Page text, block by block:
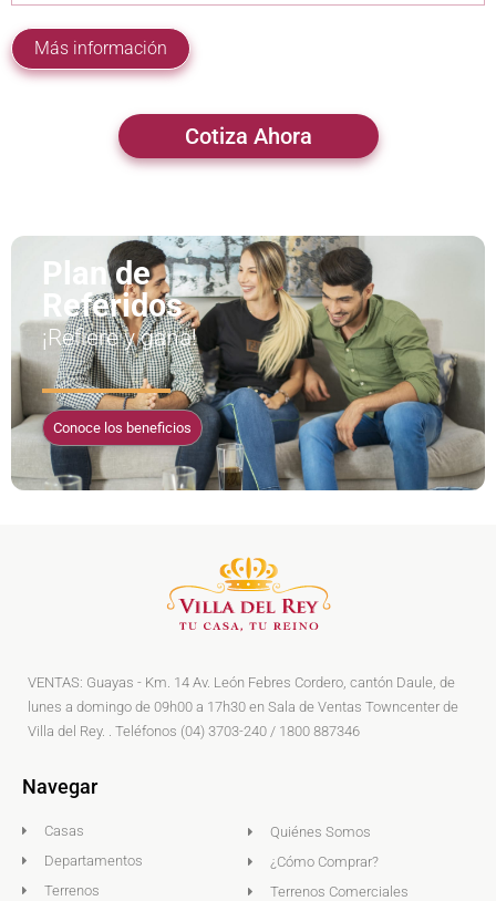
Más información
Cotiza Ahora
Plan de
Referidos
¡Refiere y gana!
Conoce los beneficios
VENTAS: Guayas - Km. 14 Av. León Febres Cordero, cantón Daule, de
lunes a domingo de 09h00 a 17h30 en Sala de Ventas Towncenter de
Villa del Rey. . Teléfonos (04) 3703-240 / 1800 887346
Navegar
Casas
Departamentos
Terrenos
Quiénes Somos
¿Cómo Comprar?
Terrenos Comerciales